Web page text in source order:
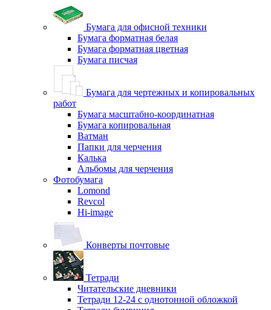
Бумага для офисной техники
Бумага форматная белая
Бумага форматная цветная
Бумага писчая
Бумага для чертежных и копировальных
работ
Бумага масштабно-координатная
Бумага копировальная
Ватман
Папки для черчения
Калька
Альбомы для черчения
Фотобумага
Lomond
Revcol
Hi-image
Конверты почтовые
Тетради
Читательские дневники
Тетради 12-24 с однотонной обложкой